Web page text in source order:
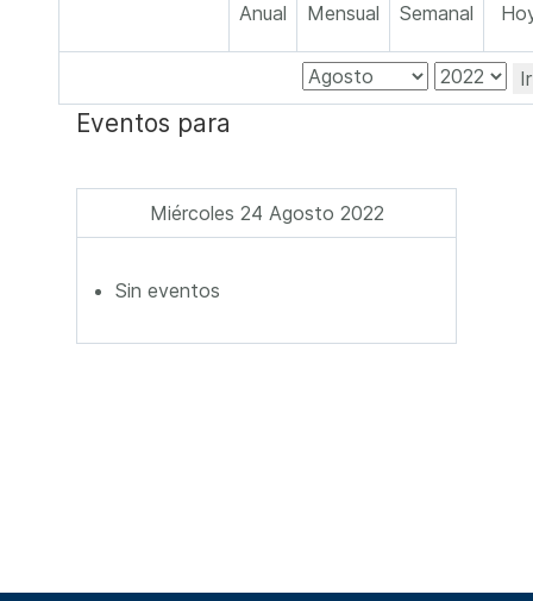
Anual Mensual Semanal
Eventos para
Miércoles 24 Agosto 2022
Sin eventos